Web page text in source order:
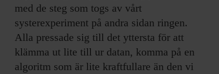
med de steg som togs av vårt
systerexperiment på andra sidan ringen.
Alla pressade sig till det yttersta för att
klämma ut lite till ur datan, komma på en
algoritm som är lite kraftfullare än den vi